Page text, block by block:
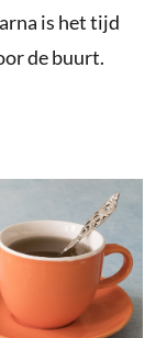
is het tijd
de buurt.